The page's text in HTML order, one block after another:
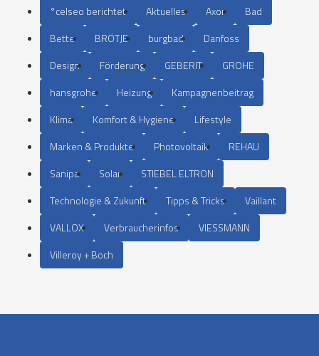
°celseo berichtet Aktuelles Axor
Bad
Bette
BRÖTJE burgbad
Danfoss
Design
Förderung GEBERIT
GROHE
hansgrohe
Heizung
Kampagnenbeitrag
Klima
Komfort & Hygiene
Lifestyle
Marken & Produkte
Photovoltaik
REHAU
Sanipa
Solar
STIEBEL ELTRON
Technologie & Zukunft
Tipps & Tricks
Vaillant
VALLOX
Verbraucherinfos
VIESSMANN
Villeroy + Boch